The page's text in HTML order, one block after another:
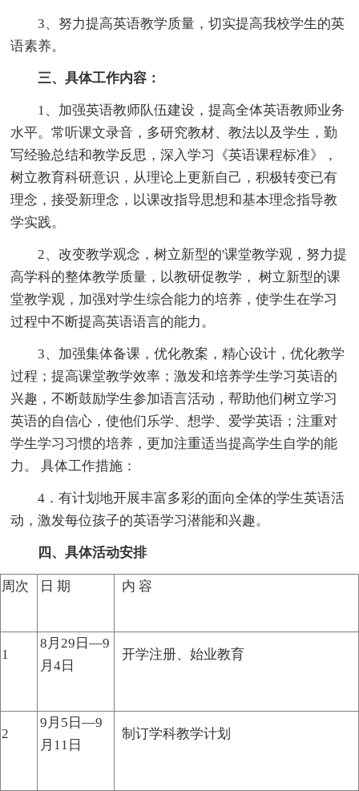
3、努力提高英语教学质量，切实提高我校学生的英
语素养。
三、具体工作内容：
1、加强英语教师队伍建设，提高全体英语教师业务
水平。常听课文录音，多研究教材、教法以及学生，勤
写经验总结和教学反思，深入学习《英语课程标准》，
树立教育科研意识，从理论上更新自己，积极转变已有
理念，接受新理念，以课改指导思想和基本理念指导教
学实践。
2、改变教学观念，树立新型的'课堂教学观，努力提
高学科的整体教学质量，以教研促教学， 树立新型的课
堂教学观，加强对学生综合能力的培养，使学生在学习
过程中不断提高英语语言的能力。
3、加强集体备课，优化教案，精心设计，优化教学
过程；提高课堂教学效率；激发和培养学生学习英语的
兴趣，不断鼓励学生参加语言活动，帮助他们树立学习
英语的自信心，使他们乐学、想学、爱学英语；注重对
学生学习习惯的培养，更加注重适当提高学生自学的能
力。 具体工作措施：
4．有计划地开展丰富多彩的面向全体的学生英语活
动，激发每位孩子的英语学习潜能和兴趣。
四、具体活动安排
周次 日 期 内 容
1
8月29日—9
月4日
开学注册、始业教育
2
9月5日—9
月11日
制订学科教学计划